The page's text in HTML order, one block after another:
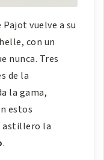
vuelve a su
con un
nunca. Tres
de la
la gama,
estos
astillero la
.